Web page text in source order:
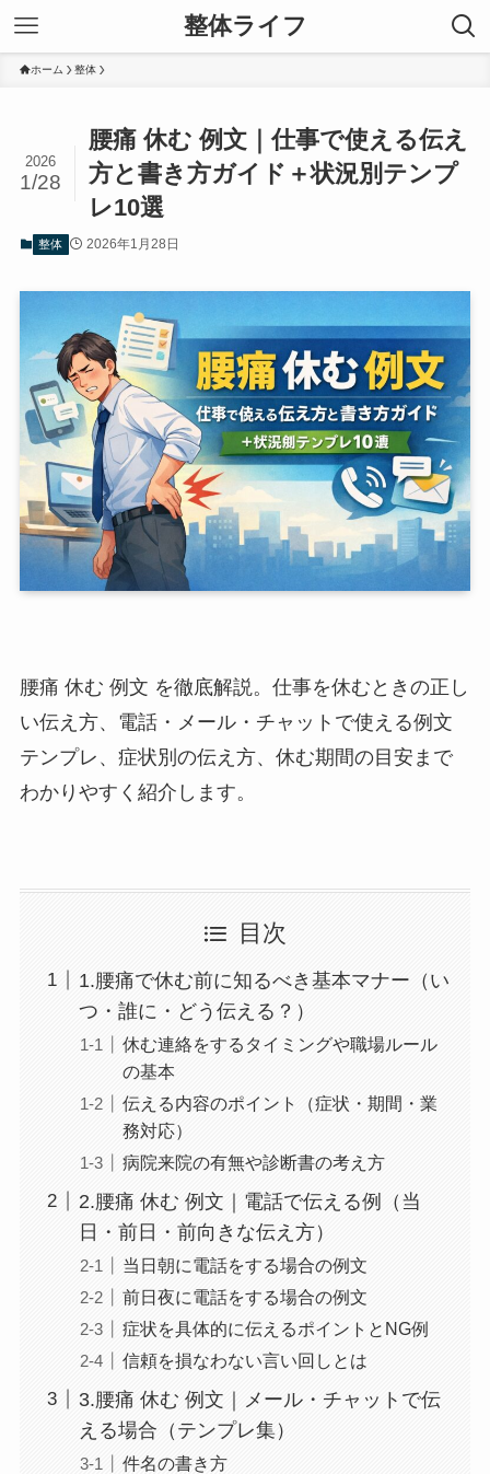
整体ライフ
ホーム 整体
腰痛 休む 例文｜仕事で使える伝え
方と書き方ガイド＋状況別テンプ
レ10選
2026
1/28
整体 2026年1月28日
腰痛 休む 例文 を徹底解説。仕事を休むときの正し
い伝え方、電話・メール・チャットで使える例文
テンプレ、症状別の伝え方、休む期間の目安まで
わかりやすく紹介します。
目次
1.腰痛で休む前に知るべき基本マナー（い
つ・誰に・どう伝える？）
休む連絡をするタイミングや職場ルール
の基本
伝える内容のポイント（症状・期間・業
務対応）
病院来院の有無や診断書の考え方
2.腰痛 休む 例文｜電話で伝える例（当
日・前日・前向きな伝え方）
当日朝に電話をする場合の例文
前日夜に電話をする場合の例文
症状を具体的に伝えるポイントとNG例
信頼を損なわない言い回しとは
3.腰痛 休む 例文｜メール・チャットで伝
える場合（テンプレ集）
件名の書き方